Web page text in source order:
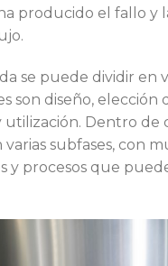
producido el fallo y
se puede dividir en
son diseño, elección
utilización. Dentro de
varias subfases, con
y procesos que